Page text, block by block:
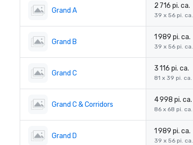
Grand A
2 716 pi. ca.
39 x 56 pi. ca.
Grand B
1 989 pi. ca.
39 x 56 pi. ca.
Grand C
3 116 pi. ca.
81 x 39 pi. ca.
Grand C & Corridors
4 998 pi. ca.
86 x 68 pi. ca.
Grand D
1 989 pi. ca.
39 x 56 pi. ca.